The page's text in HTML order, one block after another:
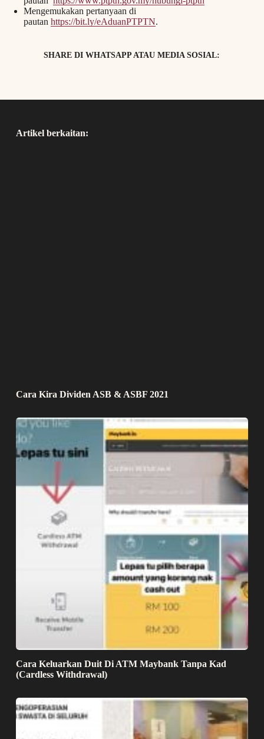
Mengemukakan pertanyaan di
pautan https://bit.ly/eAduanPTPTN.
SHARE DI WHATSAPP ATAU MEDIA SOSIAL:
Artikel berkaitan:
Cara Kira Dividen ASB & ASBF 2021
Cara Keluarkan Duit Di ATM Maybank Tanpa Kad
(Cardless Withdrawal)